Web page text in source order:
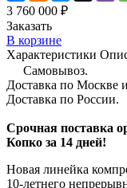
3 760 000 ₽
Заказать
В корзине
Характеристики
Самовывоз.
Доставка по Москве
Доставка по России.
Срочная поставка
Копко за 14 дней!
Новая линейка
10-летнего